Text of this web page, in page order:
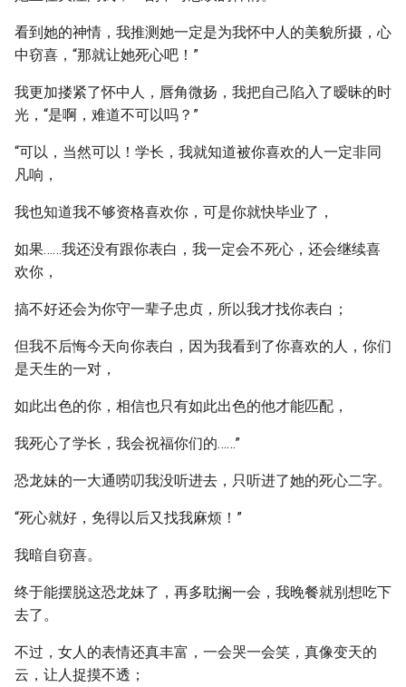
看到她的神情，我推测她一定是为我怀中人的美貌所摄，心
中窃喜，“那就让她死心吧！”
我更加搂紧了怀中人，唇角微扬，我把自己陷入了暧昧的时
光，“是啊，难道不可以吗？”
“可以，当然可以！学长，我就知道被你喜欢的人一定非同
凡响，
我也知道我不够资格喜欢你，可是你就快毕业了，
如果……我还没有跟你表白，我一定会不死心，还会继续喜
欢你，
搞不好还会为你守一辈子忠贞，所以我才找你表白；
但我不后悔今天向你表白，因为我看到了你喜欢的人，你们
是天生的一对，
如此出色的你，相信也只有如此出色的他才能匹配，
我死心了学长，我会祝福你们的……”
恐龙妹的一大通唠叨我没听进去，只听进了她的死心二字。
“死心就好，免得以后又找我麻烦！”
我暗自窃喜。
终于能摆脱这恐龙妹了，再多耽搁一会，我晚餐就别想吃下
去了。
不过，女人的表情还真丰富，一会哭一会笑，真像变天的
云，让人捉摸不透；